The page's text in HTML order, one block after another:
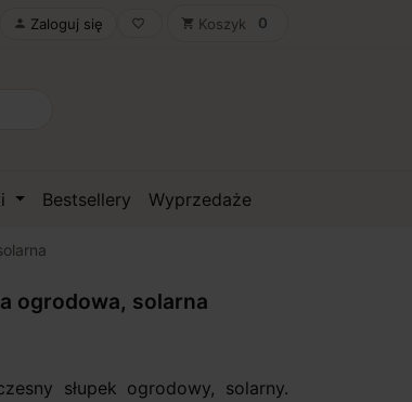
 Zaloguj się favorite_border shopping_cart Koszyk 0
Bestsellery Wyprzedaże
ogrodowa, solarna
słupek ogrodowy, solarny.